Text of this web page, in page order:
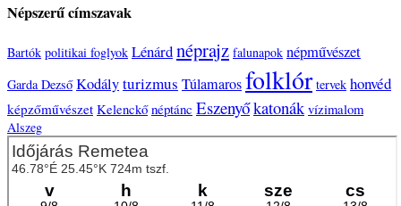
Népszerű címszavak
Bartók politikai foglyok Lénárdnéprajz falunapok népművészet
Garda Dezső Kodályturizmus Túlamarosfolklór tervek honvéd
képzőművészet Kelenckő néptánc Eszenyőkatonák vízimalom
Alszeg